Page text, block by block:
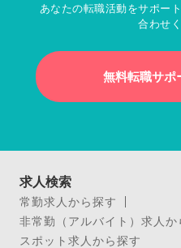
あなたの転職活動をサポー
合わせ
無料転職サポ
求人検索
常勤求人から探す
非常勤（アルバイト）求人か
スポット求人から探す